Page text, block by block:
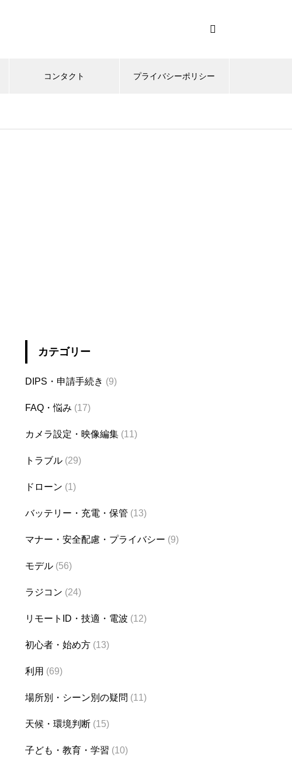
コンタクト プライバシーポリシー
カテゴリー
DIPS・申請手続き (9)
FAQ・悩み (17)
カメラ設定・映像編集 (11)
トラブル (29)
ドローン (1)
バッテリー・充電・保管 (13)
マナー・安全配慮・プライバシー (9)
モデル (56)
ラジコン (24)
リモートID・技適・電波 (12)
初心者・始め方 (13)
利用 (69)
場所別・シーン別の疑問 (11)
天候・環境判断 (15)
子ども・教育・学習 (10)